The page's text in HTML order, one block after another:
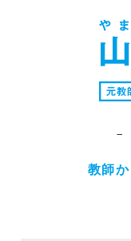
−
教師